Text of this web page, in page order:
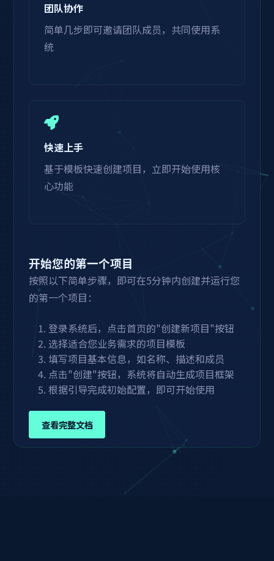
团队协作
简单几步即可邀请团队成员，共同使用系
统
快速上手
基于模板快速创建项目，立即开始使用核
心功能
开始您的第一个项目
按照以下简单步骤，即可在5分钟内创建并运行您
的第一个项目：
登录系统后，点击首页的"创建新项目"按钮
选择适合您业务需求的项目模板
填写项目基本信息，如名称、描述和成员
点击"创建"按钮，系统将自动生成项目框架
根据引导完成初始配置，即可开始使用
查看完整文档